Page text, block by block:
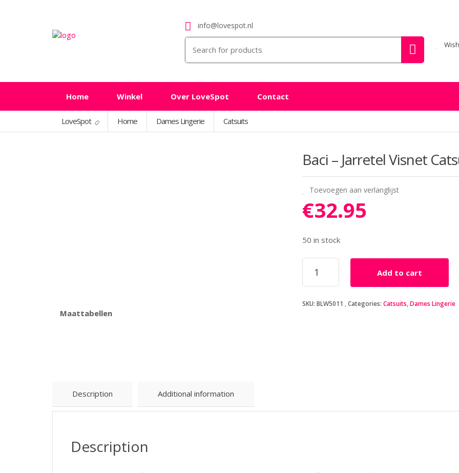
info@lovespot.nl
for:
Home Winkel Over LoveSpot Contact
LoveSpot Home Dames Lingerie Catsuits
Baci – Jarretel Visnet
Toevoegen aan verlanglijst
€32.95
50 in stock
Baci
Jarretel
Catsuit
Add to cart
SKU: BLW5011 Categories: Catsuits,Dames Lingerie
Maattabellen
Description Additional information
Description